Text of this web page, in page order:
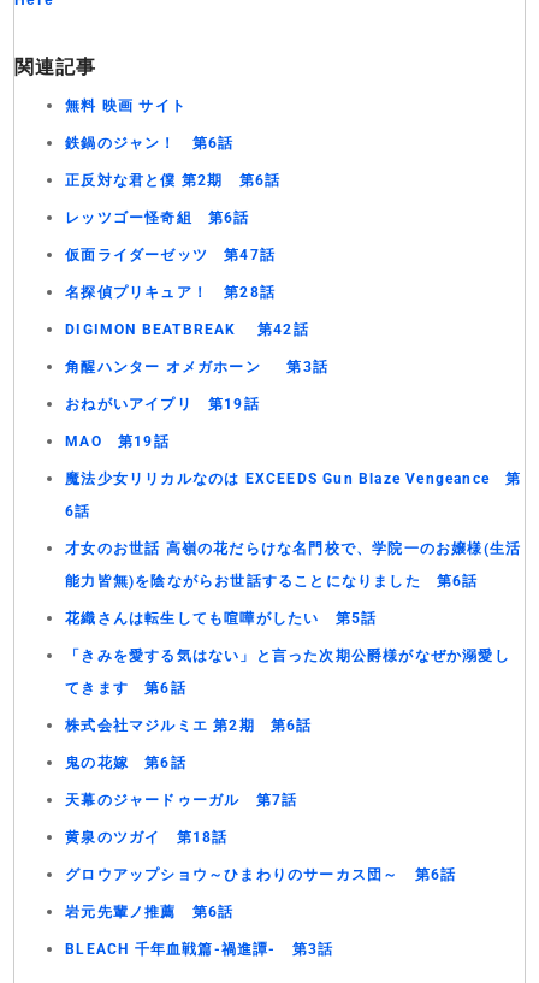
関連記事
無料 映画 サイト
鉄鍋のジャン！ 第6話
正反対な君と僕 第2期 第6話
レッツゴー怪奇組 第6話
仮面ライダーゼッツ 第47話
名探偵プリキュア！ 第28話
DIGIMON BEATBREAK 第42話
角醒ハンター オメガホーン 第3話
おねがいアイプリ 第19話
MAO 第19話
魔法少女リリカルなのは EXCEEDS Gun Blaze Vengeance 第
6話
才女のお世話 高嶺の花だらけな名門校で、学院一のお嬢様(生活
能力皆無)を陰ながらお世話することになりました 第6話
花織さんは転生しても喧嘩がしたい 第5話
「きみを愛する気はない」と言った次期公爵様がなぜか溺愛し
てきます 第6話
株式会社マジルミエ 第2期 第6話
鬼の花嫁 第6話
天幕のジャードゥーガル 第7話
黄泉のツガイ 第18話
グロウアップショウ～ひまわりのサーカス団～ 第6話
岩元先輩ノ推薦 第6話
BLEACH 千年血戦篇-禍進譚- 第3話